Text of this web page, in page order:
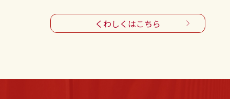
くわしくはこちら